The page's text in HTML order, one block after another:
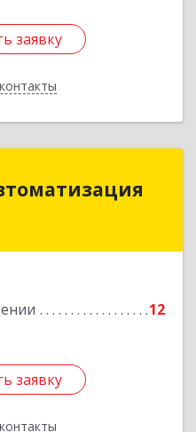
заявку
заявку
12
заявку
Кувандыкский р-н,
заявку